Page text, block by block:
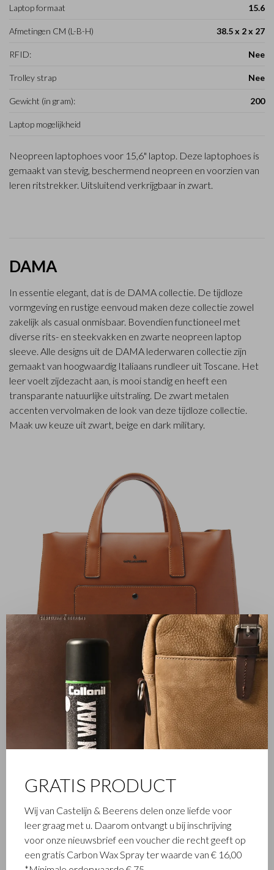
Laptop formaat 15.6
Afmetingen CM (L-B-H) 38.5 x 2 x 27
RFID: Nee
Trolley strap Nee
Gewicht (in gram): 200
Laptop mogelijkheid
Neopreen laptophoes voor 15,6" laptop. Deze laptophoes is
gemaakt van stevig, beschermend neopreen en voorzien van
leren ritstrekker. Uitsluitend verkrijgbaar in zwart.
DAMA
In essentie elegant, dat is de DAMA collectie. De tijdloze
vormgeving en rustige eenvoud maken deze collectie zowel
zakelijk als casual onmisbaar. Bovendien functioneel met
diverse rits- en steekvakken en zwarte neopreen laptop
sleeve. Alle designs uit de DAMA lederwaren collectie zijn
gemaakt van hoogwaardig Italiaans rundleer uit Toscane. Het
leer voelt zijdezacht aan, is mooi standig en heeft een
transparante natuurlijke uitstraling. De zwart metalen
accenten vervolmaken de look van deze tijdloze collectie.
Maak uw keuze uit zwart, beige en dark military.
FAMILIEBEDRIJF
gerenommeerd familiebedrijf dat al sinds 1945 luxe
opgericht toen stikmeester Walter Castelijn en leerstanser
Marinus Beerens besloten samen leerproducten te maken.
Inmiddels staat de 3e generatie – Babette en Martijn
Beerens - aan het roer en geniet Castelijn & Beerens
✕
GRATIS PRODUCT
Wij van Castelijn & Beerens delen onze liefde voor
leer graag met u. Daarom ontvangt u bij inschrijving
voor onze nieuwsbrief een voucher die recht geeft op
een gratis Carbon Wax Spray ter waarde van € 16,00